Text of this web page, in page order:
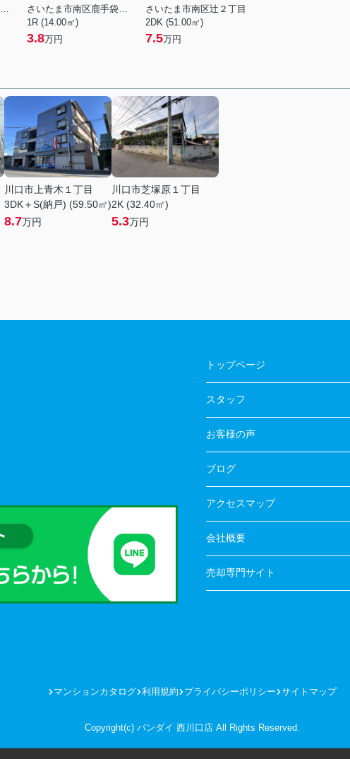
さいたま市南区太田窪５丁目
さいたま市南区鹿手袋４丁目
1R (14.00㎡)
3.8万円
さいたま市南区辻２丁目
2DK (51.00㎡)
7.5万円
川口市上青木１丁目
3DK＋S(納戸) (59.50㎡)
8.7万円
川口市芝塚原１丁目
2K (32.40㎡)
5.3万円
トップページ
スタッフ
お客様の声
ブログ
アクセスマップ
会社概要
売却専門サイト
マンションカタログ 利用規約 プライバシーポリシー サイトマップ
Copyright(c) バンダイ 西川口店 All Rights Reserved.